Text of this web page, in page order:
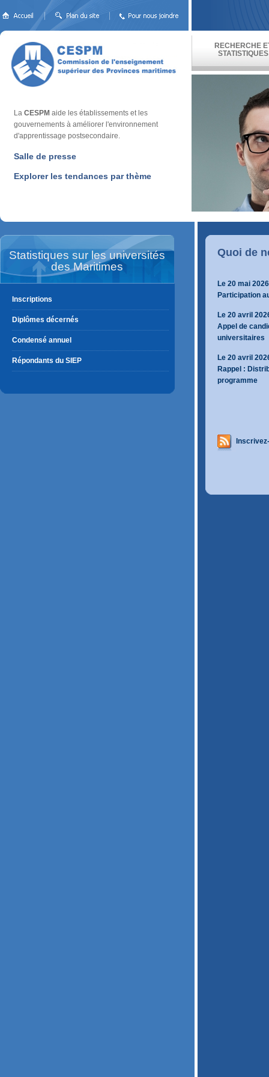
RECHERCHE
STATISTIQUES
La CESPM aide les établissements et les
gouvernements à améliorer l'environnement
d'apprentissage postsecondaire.
Salle de presse
Explorer les tendances par thème
Statistiques sur les universités
des Maritimes
Inscriptions
Diplômes décernés
Condensé annuel
Répondants du SIEP
Quoi de
Le 20 mai 2026
Participation
Le 20 avril
Appel de
universitaires
Le 20 avril
Rappel :
programme